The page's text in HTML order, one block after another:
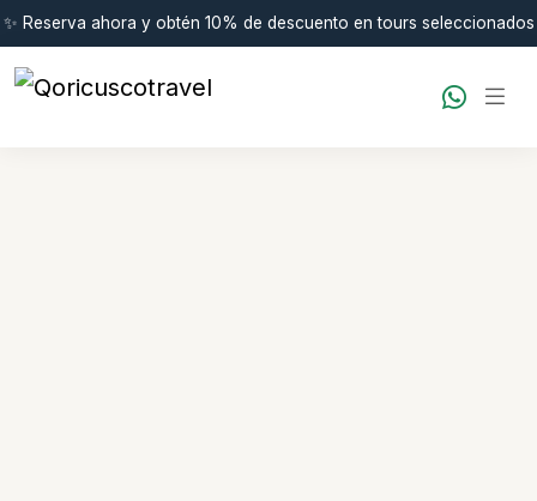
✨ Reserva ahora y obtén 10% de descuento en tours seleccionados